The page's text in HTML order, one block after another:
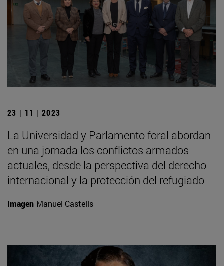
23 | 11 | 2023
La Universidad y Parlamento foral abordan
en una jornada los conflictos armados
actuales, desde la perspectiva del derecho
internacional y la protección del refugiado
Imagen Manuel Castells